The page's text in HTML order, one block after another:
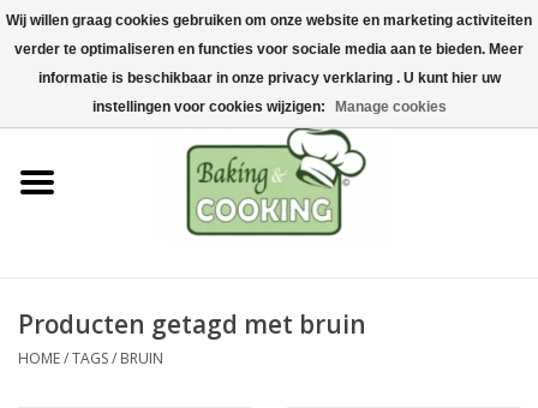
Home
Bak-& kookgerei
Machines & onderdelen
Chocolade & ijsbereiding
Hygiëne & opslag
Producten getagd met bruin
HOME/TAGS/ BRUIN
Wij willen graag cookies gebruiken om onze website en marketing activiteiten
verder te optimaliseren en functies voor sociale media aan te bieden. Meer
informatie is beschikbaar in onze privacy verklaring . U kunt hier uw
instellingen voor cookies wijzigen:
Manage cookies